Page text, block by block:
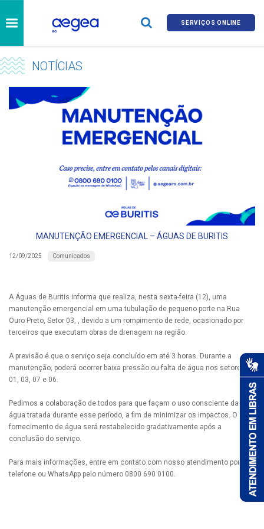
SERVIÇOS ONLINE
NOTÍCIAS
MANUTENÇÃO EMERGENCIAL – ÁGUAS DE BURITIS
12/09/2025 Comunicados
A Águas de Buritis informa que realiza, nesta sexta-feira (12), uma
manutenção emergencial em uma tubulação de pequeno porte na Rua
Ouro Preto, Setor 03, , devido a um rompimento de rede, ocasionado por
terceiros que executam obras de drenagem na região.
A previsão é que o serviço seja concluído em até 3 horas. Durante a
manutenção, poderá ocorrer baixa pressão ou falta de água nos setores
01, 03, 07 e 06.
Pedimos a colaboração de todos para que façam o uso consciente da
água tratada durante esse período, a fim de minimizar os impactos. O
fornecimento de água será restabelecido gradativamente após a
conclusão do serviço.
Para mais informações, entre em contato com nosso atendimento por
telefone ou WhatsApp pelo número 0800 690 0100.